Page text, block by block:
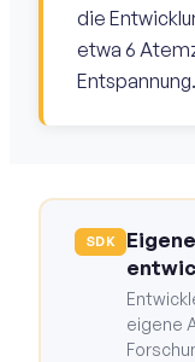
die
etwa 6
Entspannung.
SDK
eigene